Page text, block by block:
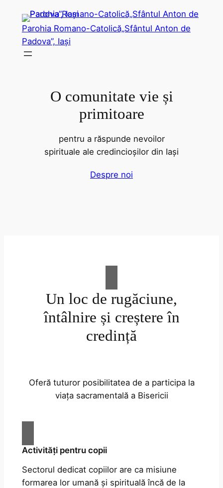
conținut
Parohia Romano-Catolică„Sfântul Anton de
Padova”, Iași
O comunitate vie și
primitoare
pentru a răspunde nevoilor
spirituale ale credincioșilor din Iași
Despre noi
Un loc de rugăciune,
întâlnire și creștere în
credință
Oferă tuturor posibilitatea de a participa la
viața sacramentală a Bisericii
Activități pentru copii
Sectorul dedicat copiilor are ca misiune
formarea lor umană și spirituală încă de la